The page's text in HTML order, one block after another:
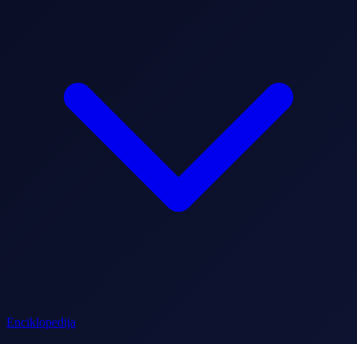
Enciklopedija